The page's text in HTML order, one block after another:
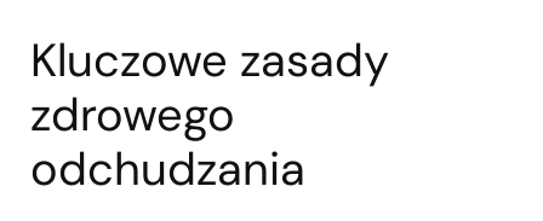
Kluczowe zasady
zdrowego
odchudzania